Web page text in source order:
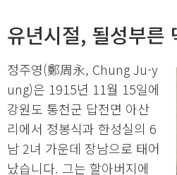
유년시절, 될성부른
정주영(鄭周永, Chung Ju-y
ung)은 1915년 11월 15일에
강원도 통천군 답전면 아산
리에서 정봉식과 한성실의 6
남 2녀 가운데 장남으로 태어
났습니다. 그는 할아버지에